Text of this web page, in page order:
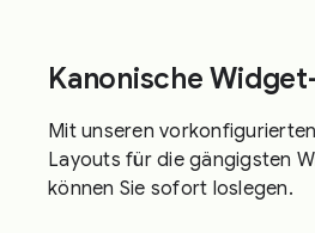
Kanonische
Mit unseren
Layouts für die gängigsten
können Sie sofort loslegen.